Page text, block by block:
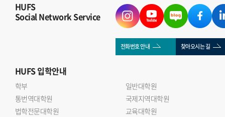
HUFS
Social Network Service
전화번호 안내 찾아오시는 길
HUFS입학안내
학부
일반대학원
통번역대학원
국제지역대학원
법학전문대학원
교육대학원